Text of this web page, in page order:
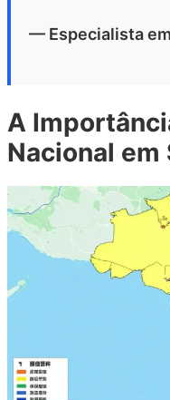
— Especialista
A
Nacional em